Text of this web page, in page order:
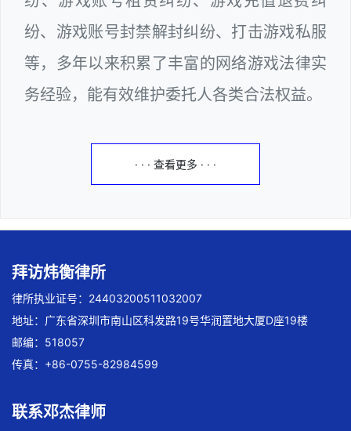
纷、游戏账号封禁解封纠纷、打击游戏私服
等，多年以来积累了丰富的网络游戏法律实
务经验，能有效维护委托人各类合法权益。
· · · 查看更多 · · ·
拜访炜衡律所
律所执业证号：24403200511032007
地址：广东省深圳市南山区科发路19号华润置地大厦D座19楼
邮编：518057
传真：+86-0755-82984599
联系邓杰律师